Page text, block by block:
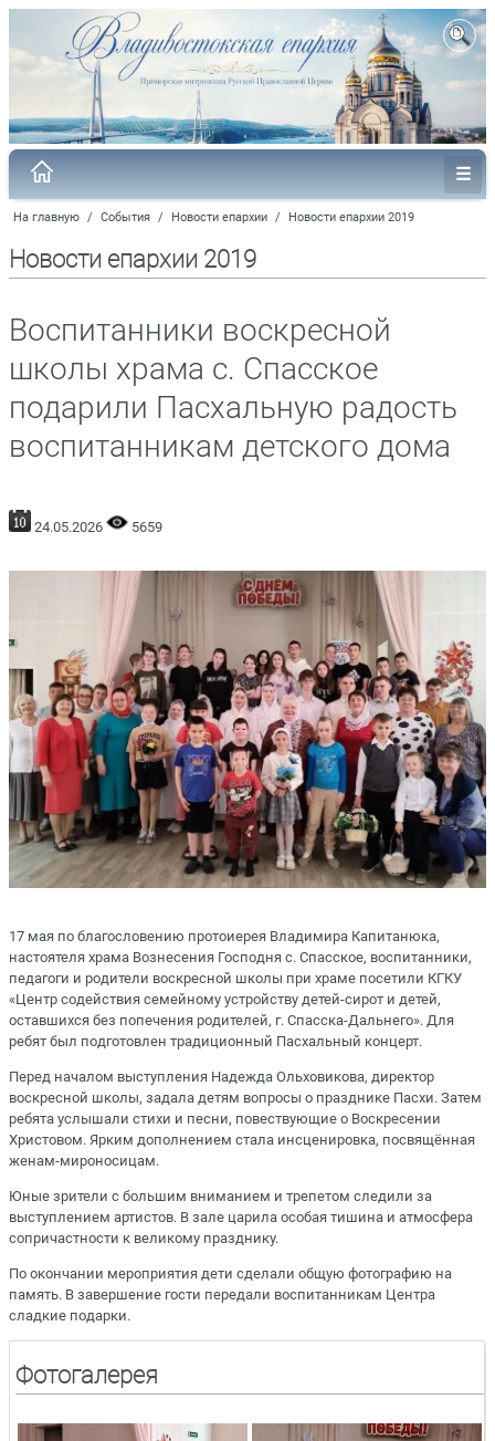
На главную / События / Новости епархии / Новости епархии 2019
Новости епархии 2019
Воспитанники воскресной
школы храма с. Спасское
подарили Пасхальную радость
воспитанникам детского дома
24.05.2026 5659
17 мая по благословению протоиерея Владимира Капитанюка,
настоятеля храма Вознесения Господня с. Спасское, воспитанники,
педагоги и родители воскресной школы при храме посетили КГКУ
«Центр содействия семейному устройству детей-сирот и детей,
оставшихся без попечения родителей, г. Спасска-Дальнего». Для
ребят был подготовлен традиционный Пасхальный концерт.
Перед началом выступления Надежда Ольховикова, директор
воскресной школы, задала детям вопросы о празднике Пасхи. Затем
ребята услышали стихи и песни, повествующие о Воскресении
Христовом. Ярким дополнением стала инсценировка, посвящённая
женам-мироносицам.
Юные зрители с большим вниманием и трепетом следили за
выступлением артистов. В зале царила особая тишина и атмосфера
сопричастности к великому празднику.
По окончании мероприятия дети сделали общую фотографию на
память. В завершение гости передали воспитанникам Центра
сладкие подарки.
Фотогалерея